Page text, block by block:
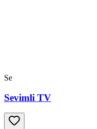
Se
Sevimli TV